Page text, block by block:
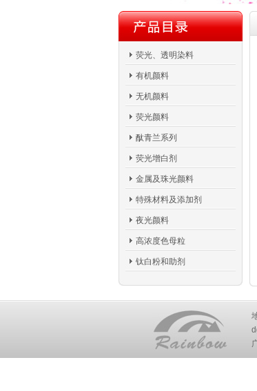
荧光、透明染料
有机颜料
无机颜料
荧光颜料
酞青兰系列
荧光增白剂
金属及珠光颜料
特殊材料及添加剂
夜光颜料
高浓度色母粒
钛白粉和助剂